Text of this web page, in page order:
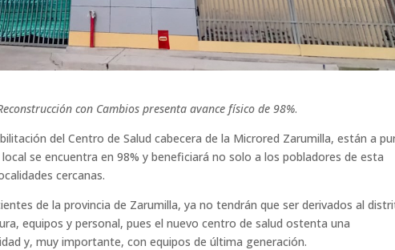
con Cambios presenta avance físico de 98%.
del Centro de Salud cabecera de la Microred Zarumilla, están a
se encuentra en 98% y beneficiará no solo a los pobladores de esta
cercanas.
de la provincia de Zarumilla, ya no tendrán que ser derivados al
equipos y personal, pues el nuevo centro de salud ostenta una
y, muy importante, con equipos de última generación.